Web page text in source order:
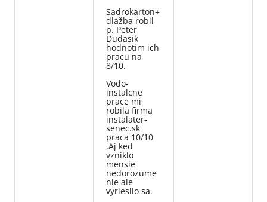
Sadrokarton+
dlažba robil
p. Peter
Dudasik
hodnotim ich
pracu na
8/10.
Vodo-
instalcne
prace mi
robila firma
instalater-
senec.sk
praca 10/10
.Aj ked
vzniklo
mensie
nedorozume
nie ale
vyriesilo sa.